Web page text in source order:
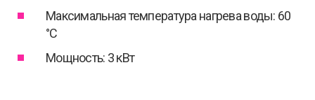
Максимальная температура нагрева воды: 60
°С
Мощность: 3 кВт